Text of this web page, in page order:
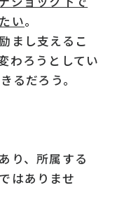
い。
まし支えるこ
わろうとしてい
るだろう。
り、所属する
はありませ